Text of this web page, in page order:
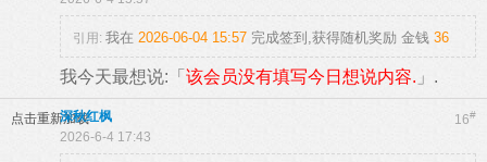
引用: 我在 2026-06-04 15:57 完成签到,获得随机奖励 金钱 36
我今天最想说:「 该会员没有填写今日想说内容. 」.
点击重新加载 16#
深秋红枫
2026-6-4 17:43